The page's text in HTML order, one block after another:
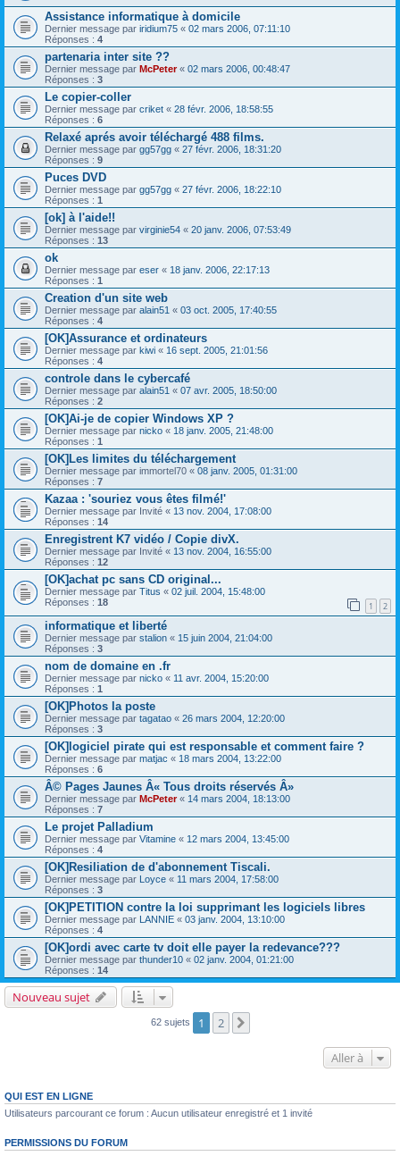
Assistance informatique à domicile
Dernier message par iridium75 « 02 mars 2006, 07:11:10
Réponses : 4
partenaria inter site ??
Dernier message par McPeter« 02 mars 2006, 00:48:47
Réponses : 3
Le copier-coller
Dernier message par criket « 28 févr. 2006, 18:58:55
Réponses : 6
Relaxé aprés avoir téléchargé 488 films.
Dernier message par gg57gg « 27 févr. 2006, 18:31:20
Réponses : 9
Puces DVD
Dernier message par gg57gg « 27 févr. 2006, 18:22:10
Réponses : 1
[ok] à l'aide!!
Dernier message par virginie54 « 20 janv. 2006, 07:53:49
Réponses : 13
ok
Dernier message par eser « 18 janv. 2006, 22:17:13
Réponses : 1
Creation d'un site web
Dernier message par alain51 « 03 oct. 2005, 17:40:55
Réponses : 4
[OK]Assurance et ordinateurs
Dernier message par kiwi « 16 sept. 2005, 21:01:56
Réponses : 4
controle dans le cybercafé
Dernier message par alain51 « 07 avr. 2005, 18:50:00
Réponses : 2
[OK]Ai-je de copier Windows XP ?
Dernier message par nicko « 18 janv. 2005, 21:48:00
Réponses : 1
[OK]Les limites du téléchargement
Dernier message par immortel70 « 08 janv. 2005, 01:31:00
Réponses : 7
Kazaa : 'souriez vous êtes filmé!'
Dernier message par Invité « 13 nov. 2004, 17:08:00
Réponses : 14
Enregistrent K7 vidéo / Copie divX.
Dernier message par Invité « 13 nov. 2004, 16:55:00
Réponses : 12
[OK]achat pc sans CD original...
Dernier message par Titus « 02 juil. 2004, 15:48:00
Réponses : 18 1 2
informatique et liberté
Dernier message par stalion « 15 juin 2004, 21:04:00
Réponses : 3
nom de domaine en .fr
Dernier message par nicko « 11 avr. 2004, 15:20:00
Réponses : 1
[OK]Photos la poste
Dernier message par tagatao « 26 mars 2004, 12:20:00
Réponses : 3
[OK]logiciel pirate qui est responsable et comment faire ?
Dernier message par matjac « 18 mars 2004, 13:22:00
Réponses : 6
Â© Pages Jaunes Â« Tous droits réservés Â»
Dernier message par McPeter« 14 mars 2004, 18:13:00
Réponses : 7
Le projet Palladium
Dernier message par Vitamine « 12 mars 2004, 13:45:00
Réponses : 4
[OK]Resiliation de d'abonnement Tiscali.
Dernier message par Loyce « 11 mars 2004, 17:58:00
Réponses : 3
[OK]PETITION contre la loi supprimant les logiciels libres
Dernier message par LANNIE « 03 janv. 2004, 13:10:00
Réponses : 4
[OK]ordi avec carte tv doit elle payer la redevance???
Dernier message par thunder10 « 02 janv. 2004, 01:21:00
Réponses : 14
Nouveau sujet
62 sujets 1 2
Aller à
QUI EST EN LIGNE
Utilisateurs parcourant ce forum : Aucun utilisateur enregistré et 1 invité
PERMISSIONS DU FORUM